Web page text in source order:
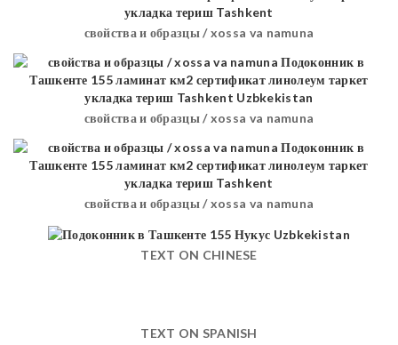
свойства и образцы / xossa va namuna
свойства и образцы / xossa va namuna
свойства и образцы / xossa va namuna
TEXT ON CHINESE
TEXT ON SPANISH